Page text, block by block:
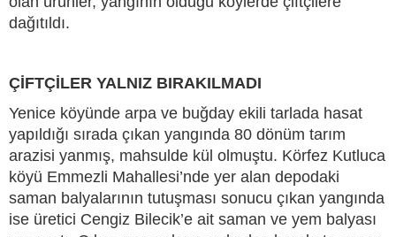
dağıtıldı.
ÇİFTÇİLER YALNIZ BIRAKILMADI
Yenice köyünde arpa ve buğday ekili tarlada hasat
yapıldığı sırada çıkan yangında 80 dönüm tarım
arazisi yanmış, mahsulde kül olmuştu. Körfez Kutluca
köyü Emmezli Mahallesi’nde yer alan depodaki
saman balyalarının tutuşması sonucu çıkan yangında
ise üretici Cengiz Bilecik’e ait saman ve yem balyası